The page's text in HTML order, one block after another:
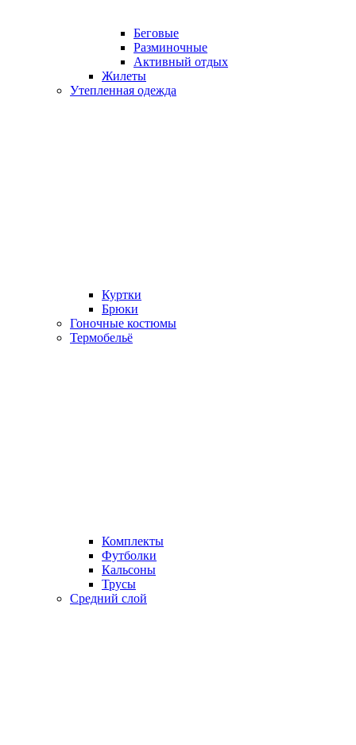
Беговые
Разминочные
Активный отдых
Жилеты
Утепленная одежда
Куртки
Брюки
Гоночные костюмы
Термобельё
Комплекты
Футболки
Кальсоны
Трусы
Средний слой